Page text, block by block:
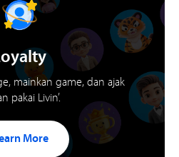
mainkan game, dan ajak
pakai Livin’.
More